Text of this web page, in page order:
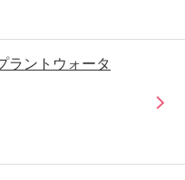
ラントウォータ